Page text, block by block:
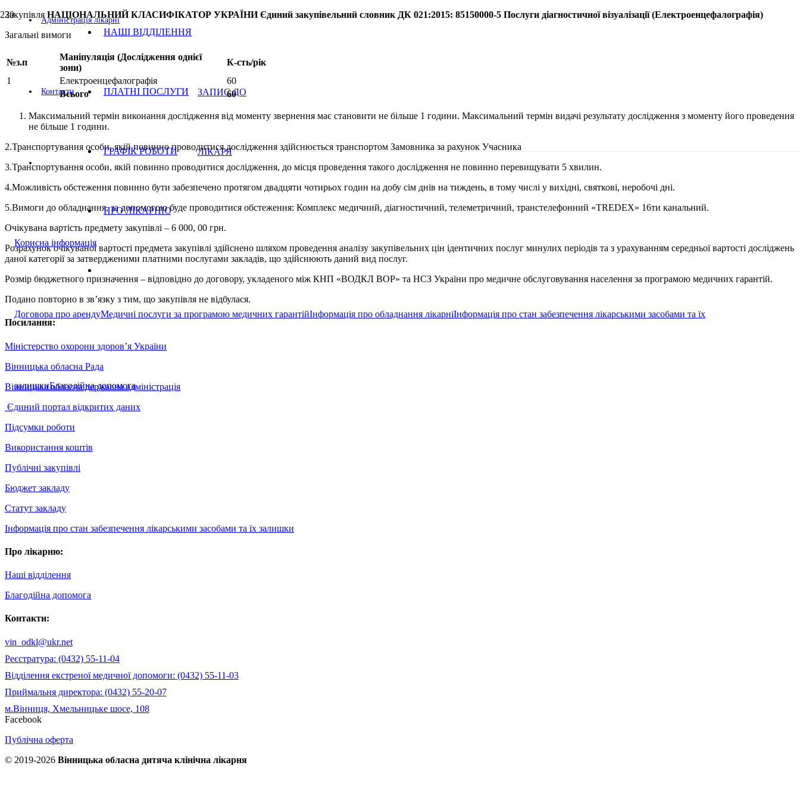
Адміністрація лікарні
Контакти
Корисна інформація
Договора про арендуМедичні послуги за програмою медичних гарантійІнформація про обладнання лікарніІнформація про стан забезпечення лікарськими засобами та їх
залишкиБлагодійна допомога
НАШІ ВІДДІЛЕННЯ
ПЛАТНІ ПОСЛУГИ
ГРАФІК РОБОТИ
ПРО ЛІКАРНЮ
ЗАПИС ДО
ЛІКАРЯ
Закупівля НАЦІОНАЛЬНИЙ КЛАСИФІКАТОР УКРАЇНИ Єдиний закупівельний словник ДК 021:2015: 85150000-5 Послуги діагностичної візуалізації (Електроенцефалографія)
Загальні вимоги
№з.п
Маніпуляція (Дослідження однієї
зони)
К-сть/рік
1
Електроенцефалографія
60
Всього
60
Максимальний термін виконання дослідження від моменту звернення має становити не більше 1 години. Максимальний термін видачі результату дослідження з моменту його проведення
не більше 1 години.
2.Транспортування особи, якій повинно проводитися дослідження здійснюється транспортом Замовника за рахунок Учасника
3.Транспортування особи, якій повинно проводитися дослідження, до місця проведення такого дослідження не повинно перевищувати 5 хвилин.
4.Можливість обстеження повинно бути забезпечено протягом двадцяти чотирьох годин на добу сім днів на тиждень, в тому числі у вихідні, святкові, неробочі дні.
5.Вимоги до обладнання, за допомогою буде проводитися обстеження: Комплекс медичний, діагностичний, телеметричний, транстелефонний «TREDEX» 16ти канальний.
Очікувана вартість предмету закупівлі – 6 000, 00 грн.
Розрахунок очікуваної вартості предмета закупівлі здійснено шляхом проведення аналізу закупівельних цін ідентичних послуг минулих періодів та з урахуванням середньої вартості досліджень
даної категорії за затвердженими платними послугами закладів, що здійснюють даний вид послуг.
Розмір бюджетного призначення – відповідно до договору, укладеного між КНП «ВОДКЛ ВОР» та НСЗ України про медичне обслуговування населення за програмою медичних гарантій.
Подано повторно в зв’язку з тим, що закупівля не відбулася.
Посилання:
Міністерство охорони здоров’я України
Вінницька обласна Рада
Вінницька обласна державна адміністрація
Єдиний портал відкритих даних
Підсумки роботи
Використання коштів
Публічні закупівлі
Бюджет закладу
Статут закладу
Інформація про стан забезпечення лікарськими засобами та їх залишки
Про лікарню:
Наші відділення
Благодійна допомога
Контакти:
vin_odkl@ukr.net
Реєстратура: (0432) 55-11-04
Відділення екстреної медичної допомоги: (0432) 55-11-03
Приймальня директора: (0432) 55-20-07
м.Вінниця, Хмельницьке шосе, 108
Facebook
Публічна оферта
© 2019-2026 Вінницька обласна дитяча клінічна лікарня